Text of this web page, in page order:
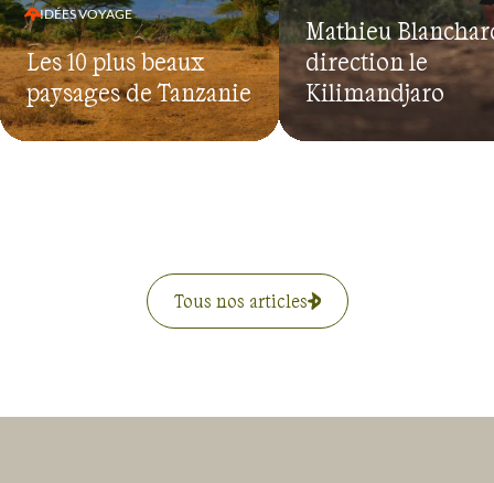
IDÉES VOYAGE
Les 10 plus beaux
paysages de Tanzanie
Mathieu
direction le
Kilimandjaro
Tous nos articles